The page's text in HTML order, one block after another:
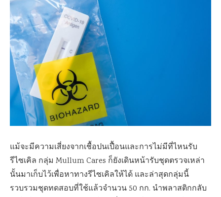
แม้จะมีความเสี่ยงจากเชื้อปนเปื้อนและการไม่มีที่ไหนรับ
รีไซเคิล กลุ่ม Mullum Cares ก็ยังเดินหน้ารับชุดตรวจเหล่า
นั้นมาเก็บไว้เพื่อหาทางรีไซเคิลให้ได้ และล่าสุดกลุ่มนี้
รวบรวมชุดทดสอบที่ใช้แล้วจำนวน 50 กก. นำพลาสติกกลับ